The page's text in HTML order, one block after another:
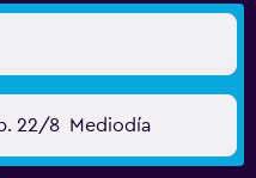
22/8 Mediodía